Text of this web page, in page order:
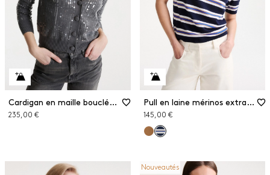
Cardigan en maille bouclée brodé de paillettes
235,00 €
Pull en laine mérinos extra fine
145,00 €
Nouveautés